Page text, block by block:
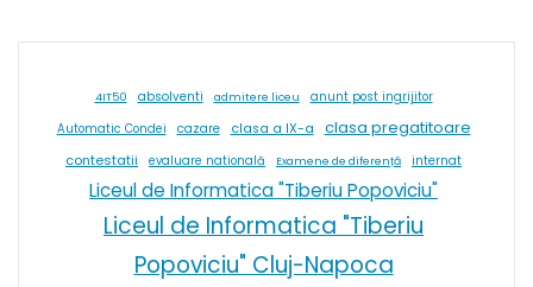
4IT50 absolventi admitere liceu anunt post ingrijitor
Automatic Condei cazare clasa a IX-a clasa pregatitoare
contestatii evaluare natională Examene de diferență internat
Liceul de Informatica "Tiberiu Popoviciu"
Liceul de Informatica "Tiberiu
Popoviciu" Cluj-Napoca